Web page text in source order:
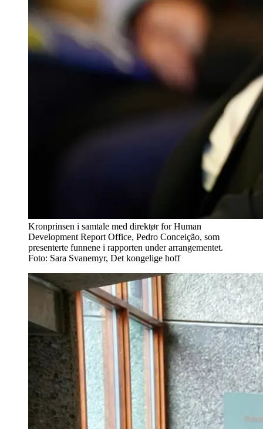
Kronprinsen i samtale med direktør for Human
Development Report Office, Pedro Conceição, som
presenterte funnene i rapporten under arrangementet.
Foto: Sara Svanemyr, Det kongelige hoff